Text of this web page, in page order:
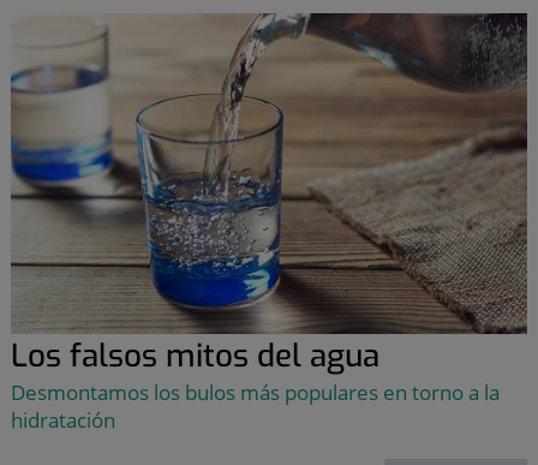
Los falsos mitos del agua
Desmontamos los bulos más populares en torno a la
hidratación